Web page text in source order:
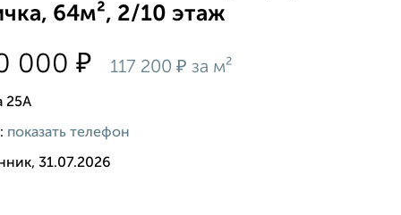
64м², 2/10 этаж
000₽ 117 200₽ за м²
25А
показать телефон
31.07.2026